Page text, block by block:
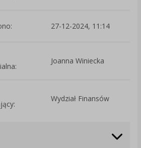
27-12-2024, 11:14
Joanna Winiecka
Wydział Finansów